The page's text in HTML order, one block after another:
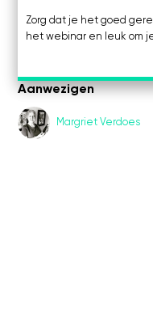
Zorg dat je het goed
het webinar en leuk om
Aanwezigen
Margriet Verdoes